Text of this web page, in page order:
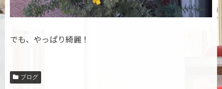
でも、やっぱり綺麗！
ブログ